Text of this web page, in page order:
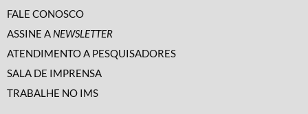
FALE CONOSCO
ASSINE A NEWSLETTER
ATENDIMENTO A PESQUISADORES
SALA DE IMPRENSA
TRABALHE NO IMS